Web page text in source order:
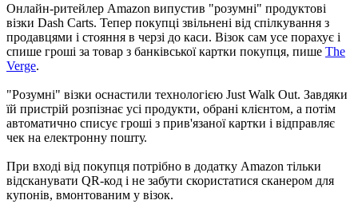
Онлайн-ритейлер Amazon випустив "розумні" продуктові
візки Dash Carts. Тепер покупці звільнені від спілкування з
продавцями і стояння в черзі до каси. Візок сам усе порахує і
спише гроші за товар з банківської картки покупця, пише The
Verge.
"Розумні" візки оснастили технологією Just Walk Out. Завдяки
їй пристрій розпізнає усі продукти, обрані клієнтом, а потім
автоматично списує гроші з прив'язаної картки і відправляє
чек на електронну пошту.
При вході від покупця потрібно в додатку Amazon тільки
відсканувати QR-код і не забути скористатися сканером для
купонів, вмонтованим у візок.